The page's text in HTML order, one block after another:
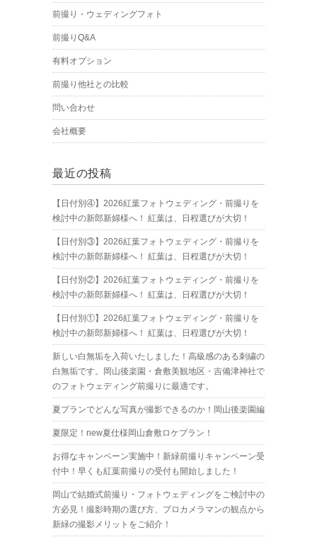
前撮り・ウェディングフォト
前撮りQ&A
有料オプション
前撮り他社との比較
問い合わせ
会社概要
最近の投稿
【日付別④】2026紅葉フォトウェディング・前撮りを
検討中の新郎新婦様へ！ 紅葉は、日程選びが大切！
【日付別③】2026紅葉フォトウェディング・前撮りを
検討中の新郎新婦様へ！ 紅葉は、日程選びが大切！
【日付別②】2026紅葉フォトウェディング・前撮りを
検討中の新郎新婦様へ！ 紅葉は、日程選びが大切！
【日付別①】2026紅葉フォトウェディング・前撮りを
検討中の新郎新婦様へ！ 紅葉は、日程選びが大切！
新しい白無垢を入荷いたしました！高級感のある刺繍の
白無垢です。岡山後楽園・倉敷美観地区・吉備津神社で
のフォトウェディング前撮りに最適です。
夏プランでどんな写真が撮影できるのか！岡山後楽園編
夏限定！new夏仕様岡山倉敷ロケプラン！
お得なキャンペーン実施中！新緑前撮りキャンペーン受
付中！早くも紅葉前撮りの受付も開始しました！
岡山で結婚式前撮り・フォトウェディングをご検討中の
方必見！撮影時期の選び方、プロカメラマンの観点から
新緑の撮影メリットをご紹介！